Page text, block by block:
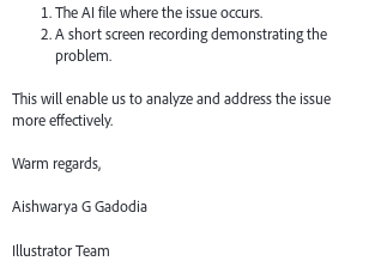
The AI file where the issue occurs.
A short screen recording demonstrating the
problem.
This will enable us to analyze and address the issue
more effectively.
Warm regards,
Aishwarya G Gadodia
Illustrator Team